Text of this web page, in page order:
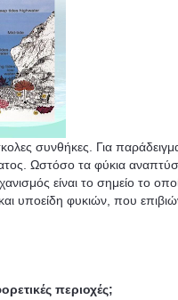
συνθήκες. Για
Ωστόσο τα φύκια
είναι το σημείο το
υποείδη φυκιών, που
περιοχές;